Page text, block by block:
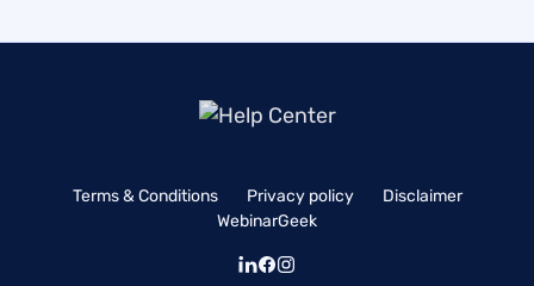
Terms & Conditions Privacy policy
Disclaimer
WebinarGeek